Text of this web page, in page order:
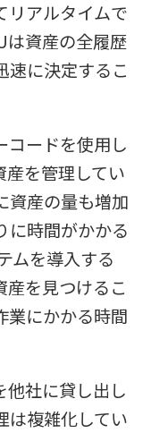
リアルタイムで
は資産の全履歴
速に決定するこ
コードを使用し
産を管理してい
資産の量も増加
に時間がかかる
ムを導入する
産を見つけるこ
業にかかる時間
他社に貸し出し
は複雑化してい